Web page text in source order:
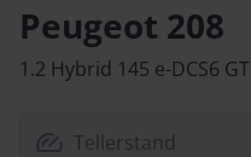
Peugeot 208
1.2 Hybrid 145 e-DCS6 GT
Tellerstand